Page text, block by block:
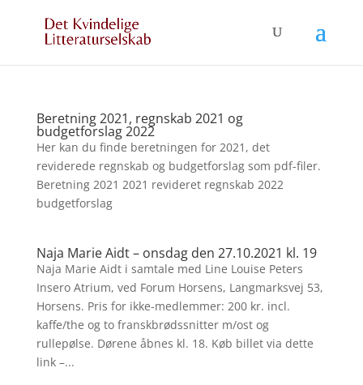
Beretning 2021, regnskab 2021 og
budgetforslag 2022
Her kan du finde beretningen for 2021, det
reviderede regnskab og budgetforslag som pdf-filer.
Beretning 2021 2021 revideret regnskab 2022
budgetforslag
Naja Marie Aidt – onsdag den 27.10.2021 kl. 19
Naja Marie Aidt i samtale med Line Louise Peters
Insero Atrium, ved Forum Horsens, Langmarksvej 53,
Horsens. Pris for ikke-medlemmer: 200 kr. incl.
kaffe/the og to franskbrødssnitter m/ost og
rullepølse. Dørene åbnes kl. 18. Køb billet via dette
link –...